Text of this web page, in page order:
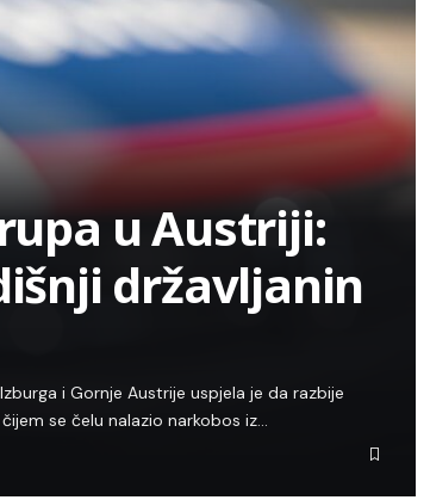
u Austriji:
državljanin
i Gornje Austrije uspjela je da razbije
se čelu nalazio narkobos iz…